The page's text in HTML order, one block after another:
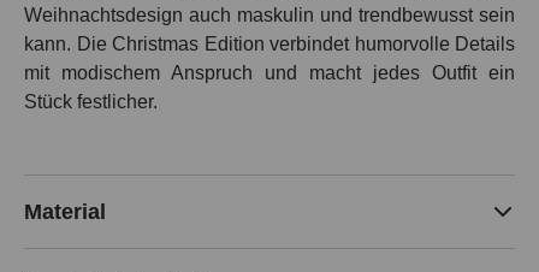
Weihnachtsdesign auch maskulin und trendbewusst sein
kann. Die Christmas Edition verbindet humorvolle Details
mit modischem Anspruch und macht jedes Outfit ein
Stück festlicher.
Material